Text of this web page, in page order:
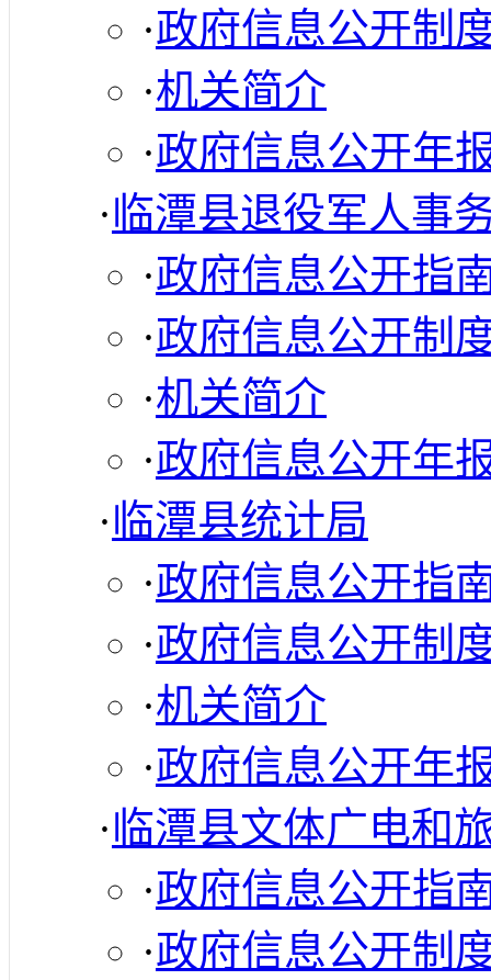
·政府信息公开制
·机关简介
·政府信息公开年
·临潭县退役军人事
·政府信息公开指
·政府信息公开制
·机关简介
·政府信息公开年
·临潭县统计局
·政府信息公开指
·政府信息公开制
·机关简介
·政府信息公开年
·临潭县文体广电和
·政府信息公开指
·政府信息公开制